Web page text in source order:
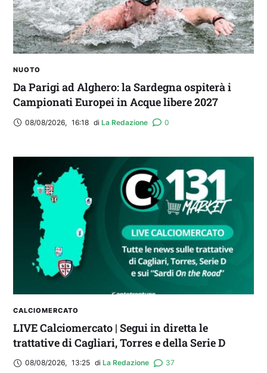
NUOTO
Da Parigi ad Alghero: la Sardegna ospiterà i
Campionati Europei in Acque libere 2027
08/08/2026, 16:18 di La Redazione 0
CALCIOMERCATO
LIVE Calciomercato | Segui in diretta le
trattative di Cagliari, Torres e della Serie D
08/08/2026, 13:25 di La Redazione 37